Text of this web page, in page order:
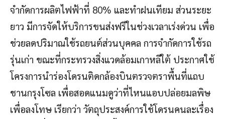
จำกัดการผลิตไฟฟ้าที่ 80% และทำฝนเทียม ส่วนระยะ
ยาว มีการจัดให้บริการขนส่งฟรีในช่วงเวลาเร่งด่วน เพื่อ
ช่วยลดปริมาณใช้รถยนต์ส่วนบุคคล การจำกัดการใช้รถ
รุ่นเก่า ขณะที่กระทรวงสิ่งแวดล้อมเกาหลีใต้ ประกาศใช้
โครงการนำร่องโดรนติดกล้องบินตรวจตราพื้นที่แถบ
ชานกรุงโซล เพื่อสอดแนมดูว่าที่ไหนแอบปล่อยมลพิษ
เพื่อลงโทษ เรียกว่า วัตถุประสงค์การใช้โดรนคนละเรื่อง